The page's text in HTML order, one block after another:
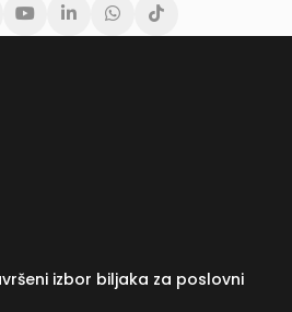
izbor biljaka za poslovni